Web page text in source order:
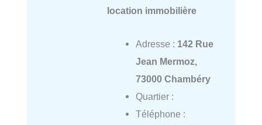
location immobilière
Adresse : 142 Rue
Jean Mermoz,
73000 Chambéry
Quartier :
Téléphone :